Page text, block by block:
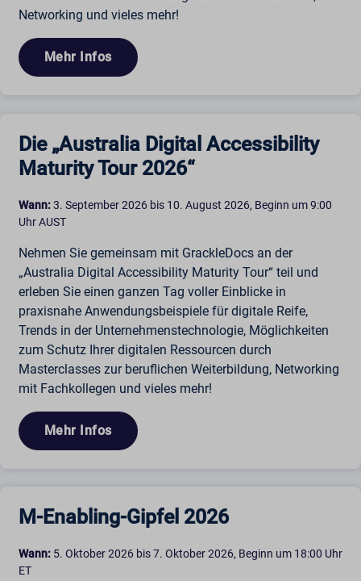
Networking und vieles mehr!
Mehr Infos
Die „Australia Digital Accessibility
Maturity Tour 2026“
Wann:3. September 2026 bis 10. August 2026, Beginn um 9:00
Uhr AUST
Nehmen Sie gemeinsam mit GrackleDocs an der
„Australia Digital Accessibility Maturity Tour“ teil und
erleben Sie einen ganzen Tag voller Einblicke in
praxisnahe Anwendungsbeispiele für digitale Reife,
Trends in der Unternehmenstechnologie, Möglichkeiten
zum Schutz Ihrer digitalen Ressourcen durch
Masterclasses zur beruflichen Weiterbildung, Networking
mit Fachkollegen und vieles mehr!
Mehr Infos
M-Enabling-Gipfel 2026
Wann:5. Oktober 2026 bis 7. Oktober 2026, Beginn um 18:00 Uhr
ET